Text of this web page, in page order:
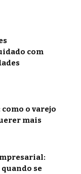
com
o varejo
mais
quando se